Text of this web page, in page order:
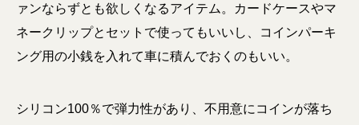
ァンならずとも欲しくなるアイテム。カードケースやマ
ネークリップとセットで使ってもいいし、コインパーキ
ング用の小銭を入れて車に積んでおくのもいい。
シリコン100％で弾力性があり、不用意にコインが落ち